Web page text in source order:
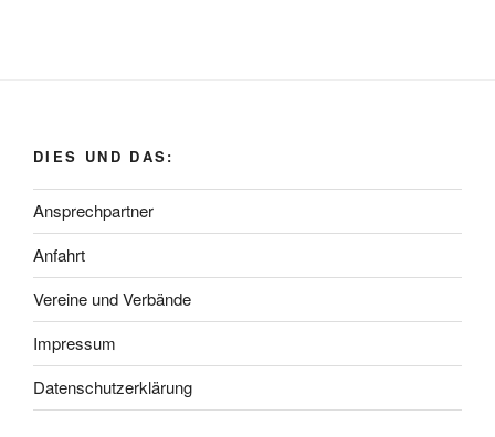
DIES UND DAS:
Ansprechpartner
Anfahrt
Vereine und Verbände
Impressum
Datenschutzerklärung